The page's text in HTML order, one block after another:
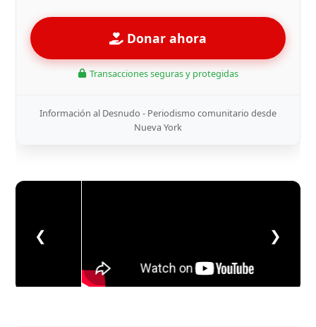
Donar ahora
Transacciones seguras y protegidas
Información al Desnudo - Periodismo comunitario desde
Nueva York
❮ ❯